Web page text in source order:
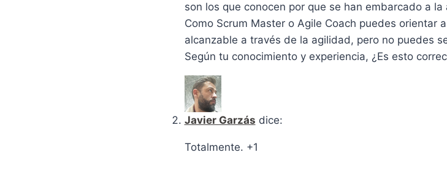
son los que conocen por que se han embarcado a
Como Scrum Master o Agile Coach puedes orientar
alcanzable a través de la agilidad, pero no puedes
Según tu conocimiento y experiencia, ¿Es esto
Javier Garzás dice:
Totalmente. +1